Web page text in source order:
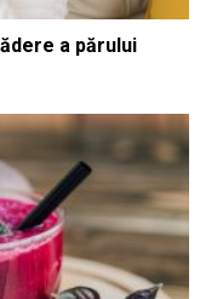
a părului